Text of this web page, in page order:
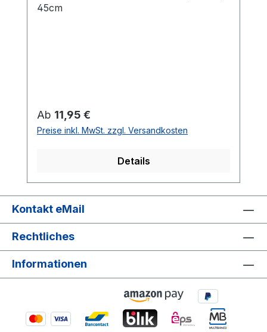
45cm
Regulärer Preis:
Ab 11,95 €
Preise inkl. MwSt. zzgl. Versandkosten
Details
Kontakt eMail
Rechtliches
Informationen